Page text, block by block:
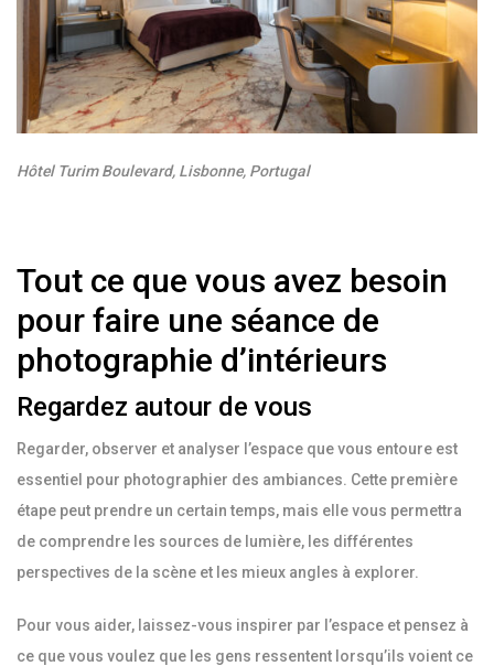
Hôtel Turim Boulevard, Lisbonne, Portugal
Tout ce que vous avez besoin
pour faire une séance de
photographie d’intérieurs
Regardez autour de vous
Regarder, observer et analyser l’espace que vous entoure est
essentiel pour photographier des ambiances. Cette première
étape peut prendre un certain temps, mais elle vous permettra
de comprendre les sources de lumière, les différentes
perspectives de la scène et les mieux angles à explorer.
Pour vous aider, laissez-vous inspirer par l’espace et pensez à
ce que vous voulez que les gens ressentent lorsqu’ils voient ce